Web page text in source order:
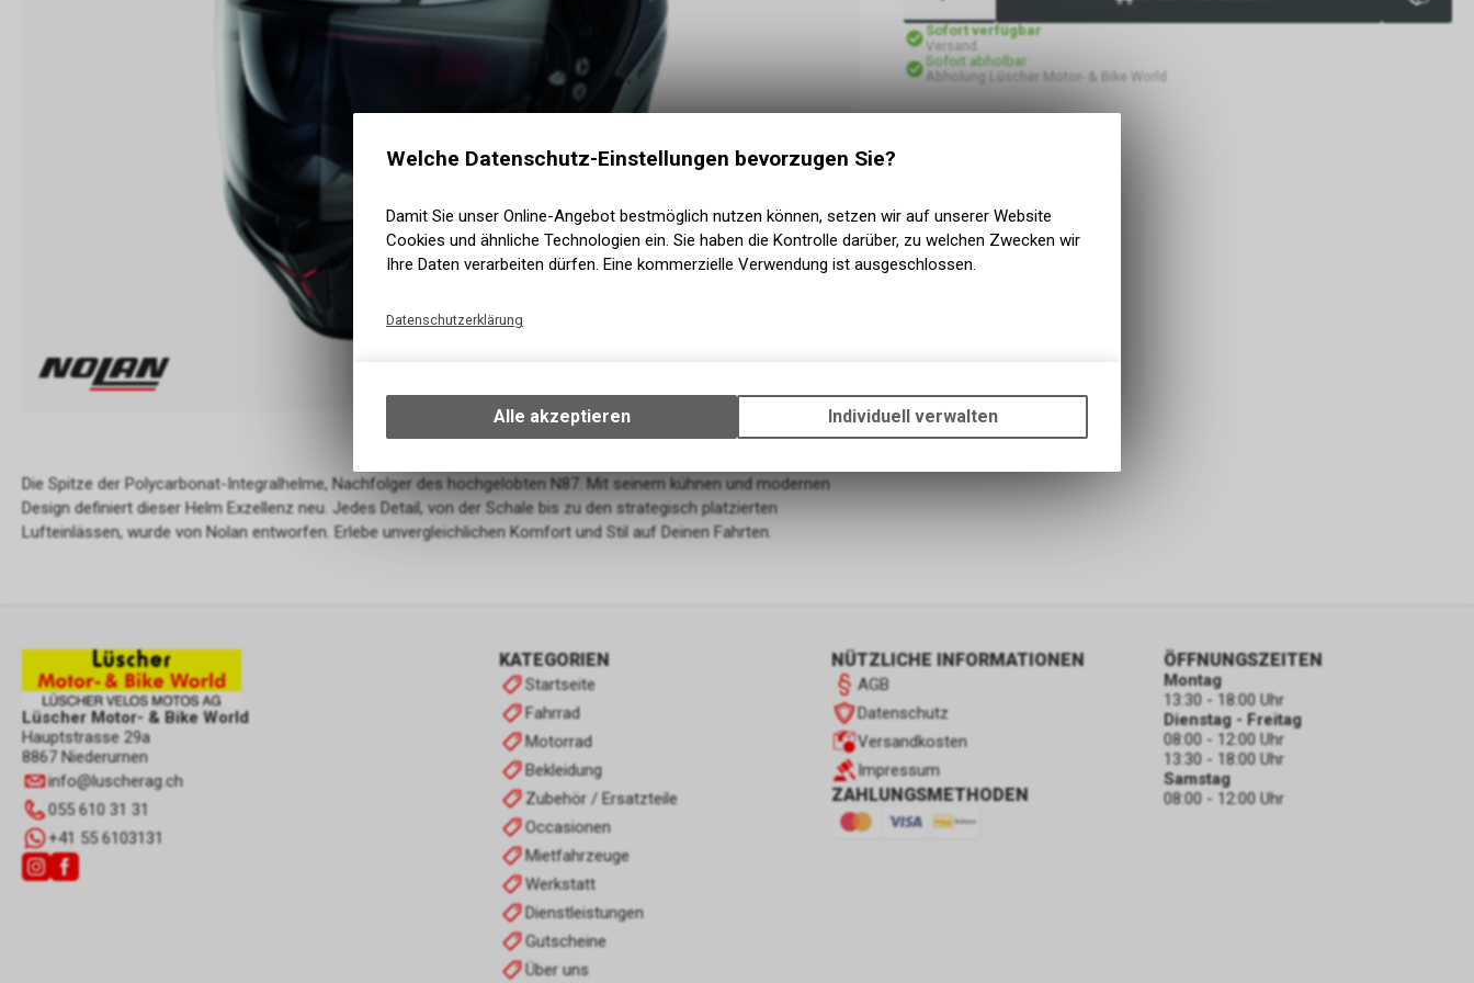
Sofort verfügbar
Versand
Sofort abholbar
Abholung Lüscher Motor- & Bike World
Die Spitze der Polycarbonat-Integralhelme, Nachfolger des hochgelobten N87. Mit seinem kühnen und modernen
Design definiert dieser Helm Exzellenz neu. Jedes Detail, von der Schale bis zu den strategisch platzierten
Lufteinlässen, wurde von Nolan entworfen. Erlebe unvergleichlichen Komfort und Stil auf Deinen Fahrten.
Lüscher Motor- & Bike World
Hauptstrasse 29a
8867 Niederurnen
info@luscherag.ch
055 610 31 31
+41 55 6103131
KATEGORIEN
Startseite
Fahrrad
Motorrad
Bekleidung
Zubehör / Ersatzteile
Occasionen
Mietfahrzeuge
Werkstatt
Dienstleistungen
Gutscheine
Über uns
NÜTZLICHE INFORMATIONEN
AGB
Datenschutz
Versandkosten
Impressum
ZAHLUNGSMETHODEN
ÖFFNUNGSZEITEN
Montag
13:30 - 18:00 Uhr
Dienstag - Freitag
08:00 - 12:00 Uhr
13:30 - 18:00 Uhr
Samstag
08:00 - 12:00 Uhr
Welche Datenschutz-Einstellungen bevorzugen Sie?
Damit Sie unser Online-Angebot bestmöglich nutzen können, setzen wir auf unserer Website
Cookies und ähnliche Technologien ein. Sie haben die Kontrolle darüber, zu welchen Zwecken wir
Ihre Daten verarbeiten dürfen. Eine kommerzielle Verwendung ist ausgeschlossen.
Datenschutzerklärung
Ihrem Gerät, um die grundlegenden Funktionen unseres Online-Angebots, wie die
Verwendung des Warenkorbs, zu ermöglichen. Bitte beachten Sie, dass die
zulassen.
Alle akzeptieren Individuell verwalten